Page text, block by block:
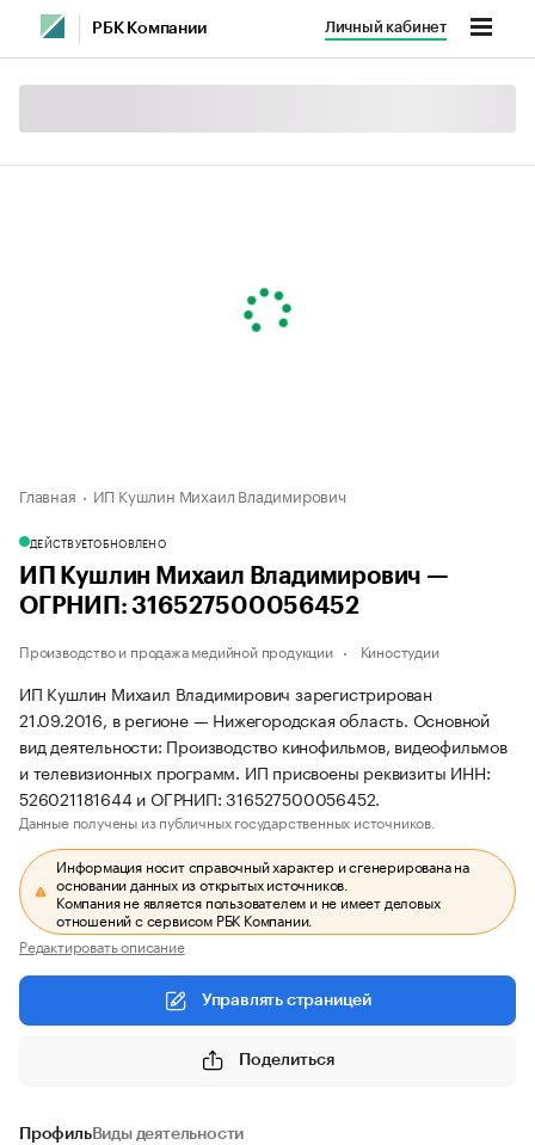
РБК Компании Личный кабинет
Главная ИП Кушлин Михаил Владимирович
ДЕЙСТВУЕТОБНОВЛЕНО
ИП Кушлин Михаил Владимирович —
ОГРНИП: 316527500056452
Производство и продажа медийной продукции Киностудии
ИП Кушлин Михаил Владимирович зарегистрирован
21.09.2016, в регионе — Нижегородская область. Основной
вид деятельности: Производство кинофильмов, видеофильмов
и телевизионных программ. ИП присвоены реквизиты ИНН:
526021181644 и ОГРНИП: 316527500056452.
Данные получены из публичных государственных источников.
Информация носит справочный характер и сгенерирована на
основании данных из открытых источников.
Компания не является пользователем и не имеет деловых
отношений с сервисом РБК Компании.
Редактировать описание
Управлять страницей
Поделиться
ПрофильВиды деятельности